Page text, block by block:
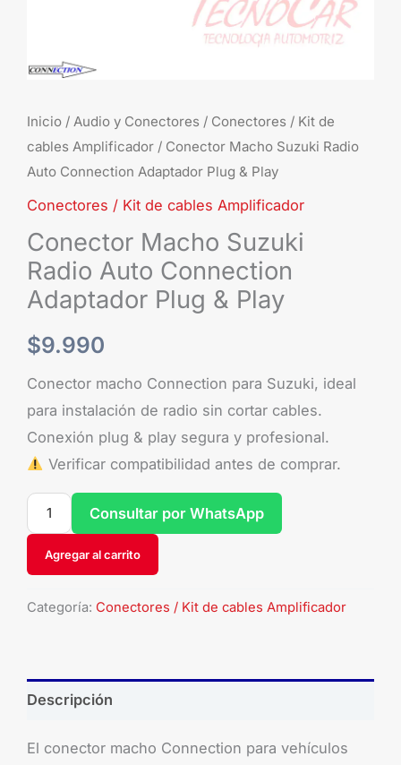
Inicio / Audio y Conectores / Conectores / Kit de
cables Amplificador / Conector Macho Suzuki Radio
Auto Connection Adaptador Plug & Play
Conectores / Kit de cables Amplificador
Conector Macho Suzuki
Radio Auto Connection
Adaptador Plug & Play
$9.990
Conector macho Connection para Suzuki, ideal
para instalación de radio sin cortar cables.
Conexión plug & play segura y profesional.
Verificar compatibilidad antes de comprar.
cantidad
Agregar al carrito
Consultar por WhatsApp
Categoría: Conectores / Kit de cables Amplificador
Descripción
El conector macho Connection para vehículos